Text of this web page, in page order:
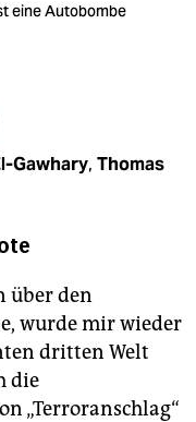
eine Autobombe
Gawhary, Thomas
über den
wurde mir wieder
dritten Welt
die
„Terroranschlag“